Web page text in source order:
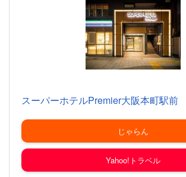
スーパーホテルPremier大阪本町駅前
じゃらん
Yahoo!トラベル